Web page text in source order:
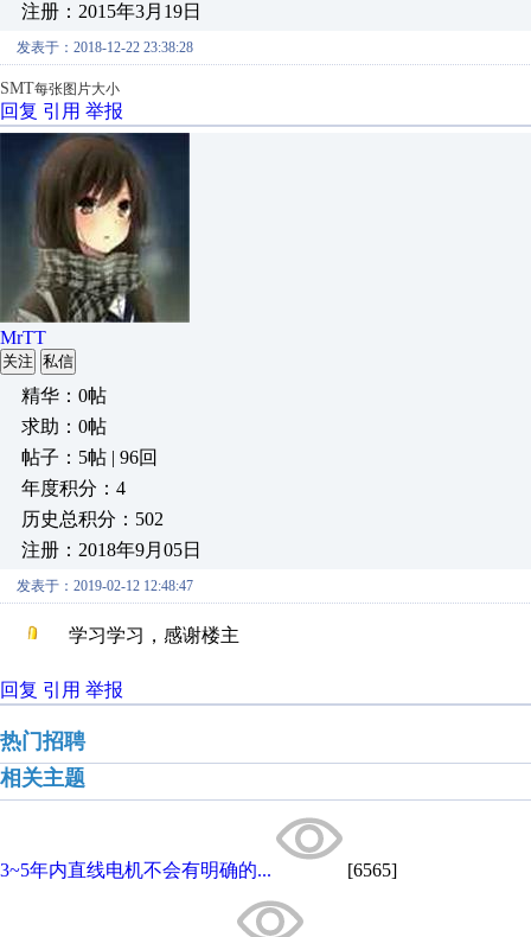
注册：2015年3月19日
发表于：2018-12-22 23:38:28
SMT每张图片大小
回复 引用 举报
MrTT
关注 私信
精华：0帖
求助：0帖
帖子：5帖 | 96回
年度积分：4
历史总积分：502
注册：2018年9月05日
发表于：2019-02-12 12:48:47
学习学习，感谢楼主
回复 引用 举报
热门招聘
相关主题
3~5年内直线电机不会有明确的... [6565]